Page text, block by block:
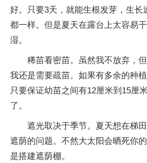
好。只要3天，就能生根发芽，生长
都一样。但是夏天在露台上太容易
湿。
稀苗看密苗。虽然我不放弃，
我还是需要疏苗。如果有多余的种植
只要保证幼苗之间有12厘米到15厘
了。
遮光取决于季节。夏天想在梯
遮荫的问题。不然大太阳会晒死你
是搭建遮荫棚。